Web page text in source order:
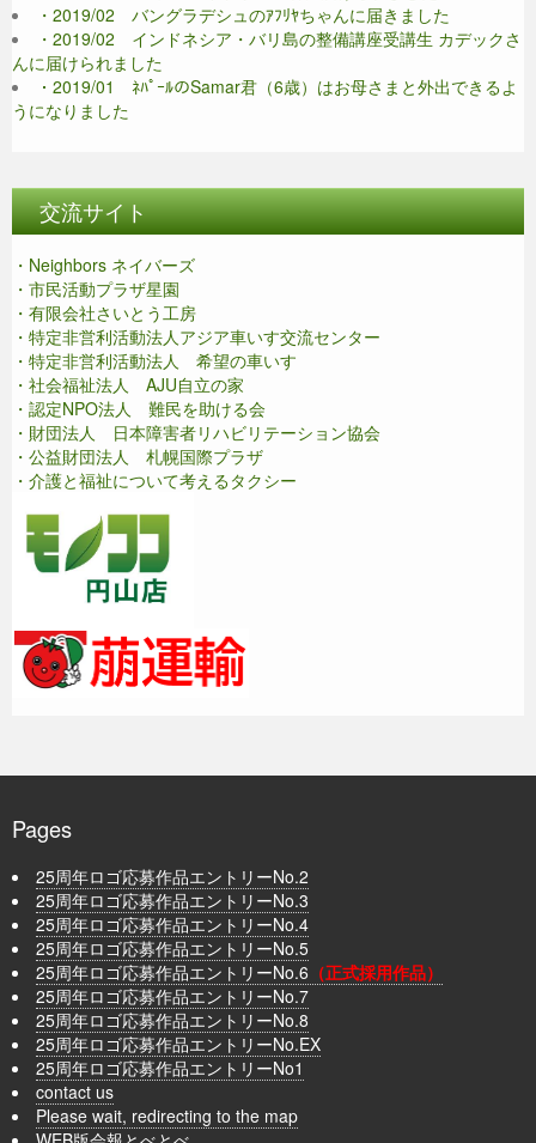
・2019/02 バングラデシュのｱﾌﾘﾔちゃんに届きました
・2019/02 インドネシア・バリ島の整備講座受講生 カデックさ
んに届けられました
・2019/01 ﾈﾊﾟｰﾙのSamar君（6歳）はお母さまと外出できるよ
うになりました
交流サイト
・Neighbors ネイバーズ
・市民活動プラザ星園
・有限会社さいとう工房
・特定非営利活動法人アジア車いす交流センター
・特定非営利活動法人 希望の車いす
・社会福祉法人 AJU自立の家
・認定NPO法人 難民を助ける会
・財団法人 日本障害者リハビリテーション協会
・公益財団法人 札幌国際プラザ
・介護と福祉について考えるタクシー
Pages
25周年ロゴ応募作品エントリーNo.2
25周年ロゴ応募作品エントリーNo.3
25周年ロゴ応募作品エントリーNo.4
25周年ロゴ応募作品エントリーNo.5
25周年ロゴ応募作品エントリーNo.6 （正式採用作品）
25周年ロゴ応募作品エントリーNo.7
25周年ロゴ応募作品エントリーNo.8
25周年ロゴ応募作品エントリーNo.EX
25周年ロゴ応募作品エントリーNo1
contact us
Please wait, redirecting to the map